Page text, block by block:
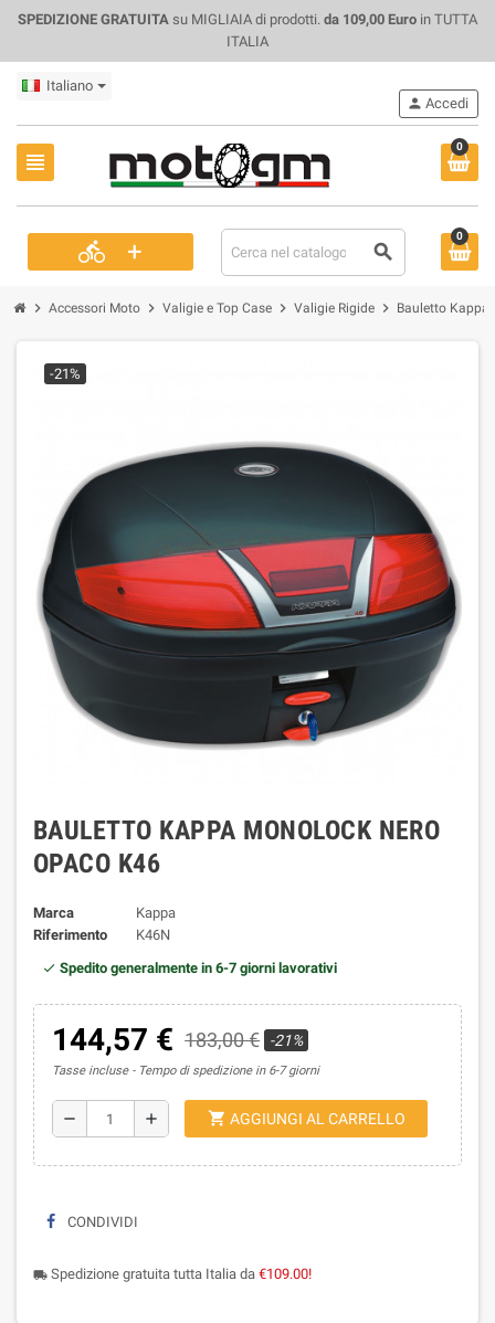
SPEDIZIONE GRATUITA su MIGLIAIA di prodotti. da 109,00 Euro in TUTTA
ITALIA
Italiano
view_headline
0
directions_bike + search
person Accedi
0
chevron_right Accessori Moto chevron_right Valigie e Top Case chevron_right Valigie Rigide chevron_right Bauletto Kappa
-21%
BAULETTO KAPPA MONOLOCK NERO
OPACO K46
Marca
Kappa
Riferimento
K46N
Spedito generalmente in 6-7 giorni lavorativi
144,57 € 183,00 € -21%
Tasse incluse Tempo di spedizione in 6-7 giorni
remove add shopping_cart AGGIUNGI AL CARRELLO
CONDIVIDI
local_shipping Spedizione gratuita tutta Italia da €109.00!